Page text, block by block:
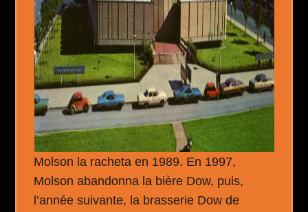
Molson la racheta en 1989. En 1997,
Molson abandonna la bière Dow, puis,
l’année suivante, la brasserie Dow de